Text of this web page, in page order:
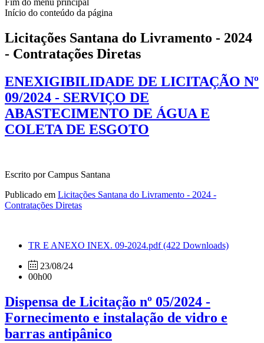
Fim do menu principal
Início do conteúdo da página
Licitações Santana do Livramento - 2024
- Contratações Diretas
ENEXIGIBILIDADE DE LICITAÇÃO Nº
09/2024 - SERVIÇO DE
ABASTECIMENTO DE ÁGUA E
COLETA DE ESGOTO
Escrito por Campus Santana
Publicado em Licitações Santana do Livramento - 2024 -
Contratações Diretas
TR E ANEXO INEX. 09-2024.pdf(422 Downloads)
23/08/24
00h00
Dispensa de Licitação nº 05/2024 -
Fornecimento e instalação de vidro e
barras antipânico